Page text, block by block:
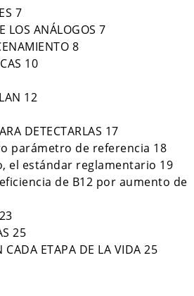
7
LOS ANÁLOGOS 7
8
10
12
DETECTARLAS 17
parámetro de referencia 18
el estándar reglamentario 19
de B12 por aumento de
25
CADA ETAPA DE LA VIDA 25